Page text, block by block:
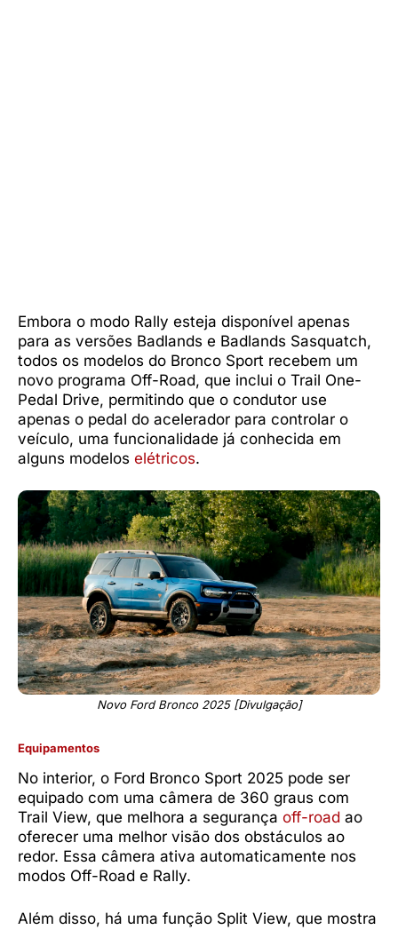
Embora o modo Rally esteja disponível apenas
para as versões Badlands e Badlands Sasquatch,
todos os modelos do Bronco Sport recebem um
novo programa Off-Road, que inclui o Trail One-
Pedal Drive, permitindo que o condutor use
apenas o pedal do acelerador para controlar o
veículo, uma funcionalidade já conhecida em
alguns modelos elétricos.
Novo Ford Bronco 2025 [Divulgação]
Equipamentos
No interior, o Ford Bronco Sport 2025 pode ser
equipado com uma câmera de 360 graus com
Trail View, que melhora a segurança off-road ao
oferecer uma melhor visão dos obstáculos ao
redor. Essa câmera ativa automaticamente nos
modos Off-Road e Rally.
Além disso, há uma função Split View, que mostra